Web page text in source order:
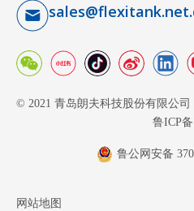
© 2021 青岛朗夫
鲁ICP
鲁公网安备
网站地图